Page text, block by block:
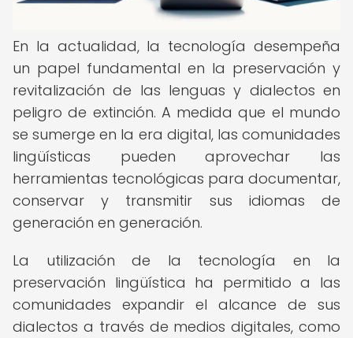
En la actualidad, la tecnología desempeña
un papel fundamental en la preservación y
revitalización de las lenguas y dialectos en
peligro de extinción. A medida que el mundo
se sumerge en la era digital, las comunidades
lingüísticas pueden aprovechar las
herramientas tecnológicas para documentar,
conservar y transmitir sus idiomas de
generación en generación.
La utilización de la tecnología en la
preservación lingüística ha permitido a las
comunidades expandir el alcance de sus
dialectos a través de medios digitales, como